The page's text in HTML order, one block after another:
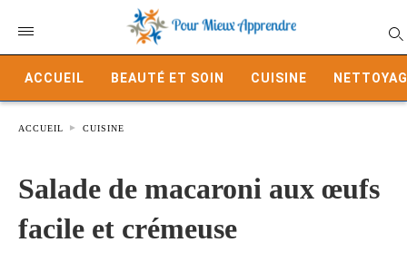
ACCUEIL BEAUTÉ ET SOIN CUISINE
ACCUEIL CUISINE
Salade de macaroni aux œufs
facile et crémeuse